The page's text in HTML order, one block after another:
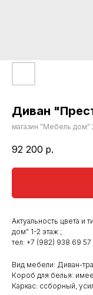
Диван
магазин "Мебель дом"
92 200 р.
Актуальность цвета и
дом" 1-2 этаж ;
тел: +7 (982) 938 69 57
Вид мебели: Диван-
Короб для белья:
Каркас: ссборный,